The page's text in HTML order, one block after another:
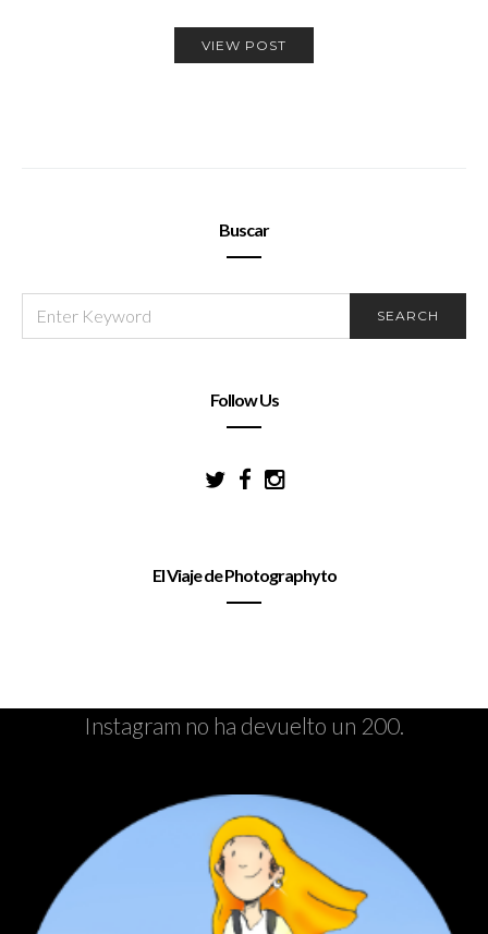
VIEW POST
Buscar
FOR:
SEARCH
Follow Us
El Viaje de Photographyto
Instagram no ha devuelto un 200.